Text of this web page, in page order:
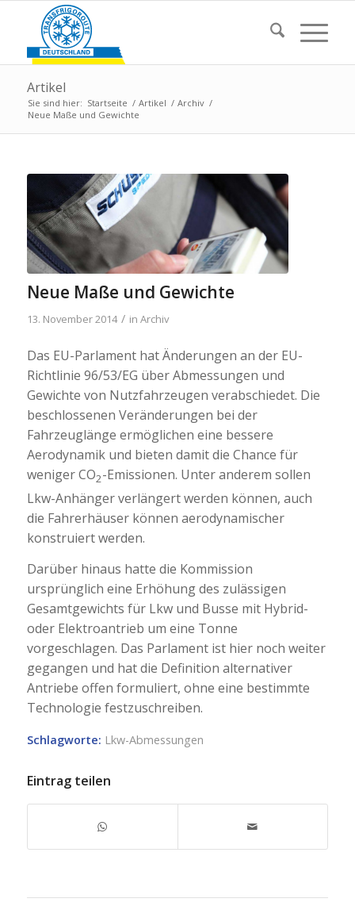
Artikel
Sie sind hier: Startseite / Artikel / Archiv /
Neue Maße und Gewichte
Neue Maße und Gewichte
13. November 2014 / in Archiv
Das EU-Parlament hat Änderungen an der EU-
Richtlinie 96/53/EG über Abmessungen und
Gewichte von Nutzfahrzeugen verabschiedet. Die
beschlossenen Veränderungen bei der
Fahrzeuglänge ermöglichen eine bessere
Aerodynamik und bieten damit die Chance für
weniger CO2-Emissionen. Unter anderem sollen
Lkw-Anhänger verlängert werden können, auch
die Fahrerhäuser können aerodynamischer
konstruiert werden.
Darüber hinaus hatte die Kommission
ursprünglich eine Erhöhung des zulässigen
Gesamtgewichts für Lkw und Busse mit Hybrid-
oder Elektroantrieb um eine Tonne
vorgeschlagen. Das Parlament ist hier noch weiter
gegangen und hat die Definition alternativer
Antriebe offen formuliert, ohne eine bestimmte
Technologie festzuschreiben.
Schlagworte: Lkw-Abmessungen
Eintrag teilen